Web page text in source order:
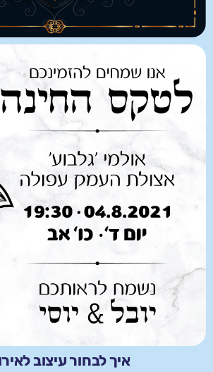
איך לבחור עיצוב